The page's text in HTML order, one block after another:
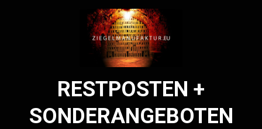
RESTPOSTEN +
SONDERANGEBOTEN